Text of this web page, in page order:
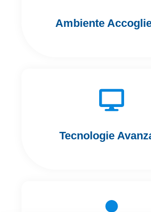
Ambiente
Tecnologie